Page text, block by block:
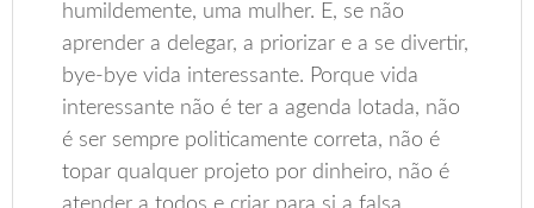
humildemente, uma mulher. E, se não
aprender a delegar, a priorizar e a se divertir,
bye-bye vida interessante. Porque vida
interessante não é ter a agenda lotada, não
é ser sempre politicamente correta, não é
topar qualquer projeto por dinheiro, não é